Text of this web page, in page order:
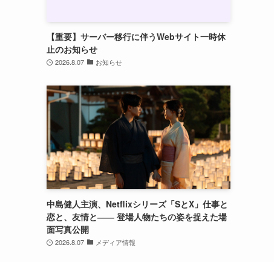
【重要】サーバー移行に伴うWebサイト一時休
止のお知らせ
2026.8.07 お知らせ
中島健人主演、Netflixシリーズ「SとX」仕事と
恋と、友情と―― 登場人物たちの姿を捉えた場
面写真公開
2026.8.07 メディア情報